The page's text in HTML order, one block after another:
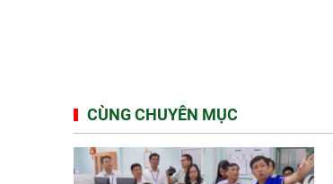
CÙNG CHUYÊN MỤC